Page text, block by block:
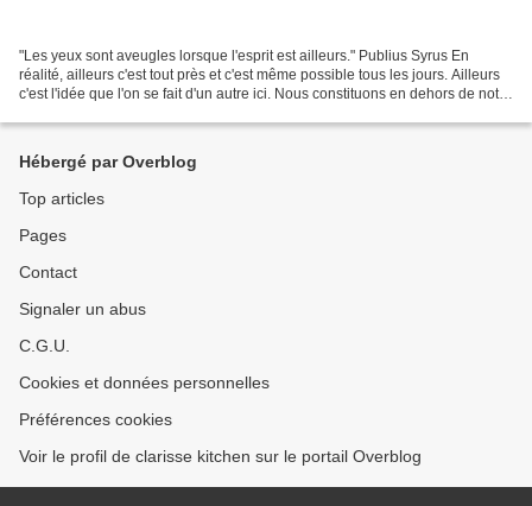
"Les yeux sont aveugles lorsque l'esprit est ailleurs." Publius Syrus En
réalité, ailleurs c'est tout près et c'est même possible tous les jours. Ailleurs
c'est l'idée que l'on se fait d'un autre ici. Nous constituons en dehors de notre
Hébergé par Overblog
Top articles
Pages
Contact
Signaler un abus
C.G.U.
Cookies et données personnelles
Préférences cookies
Voir le profil de clarisse kitchen sur le portail Overblog